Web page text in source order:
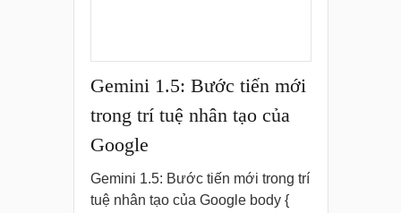
Gemini 1.5: Bước tiến mới
trong trí tuệ nhân tạo của
Google
Gemini 1.5: Bước tiến mới trong trí
tuệ nhân tạo của Google body {